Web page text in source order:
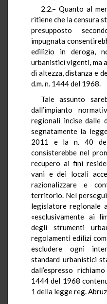
2.2.– Quanto al
ritiene che la censura
presupposto
impugnata
edilizio in deroga,
urbanistici vigenti, ma
di altezza, distanza e
d.m. n. 1444 del 1968.
Tale assunto
dall’impianto
regionali incise dalle
segnatamente la
2011 e la n. 40
consisterebbe nel
recupero ai fini
vani e dei locali
razionalizzare e
territorio. Nel
legislatore regionale
«esclusivamente ai
degli strumenti
regolamenti edilizi
escludere ogni
standard urbanistici
dall’espresso
1444 del 1968
1 della legge reg.